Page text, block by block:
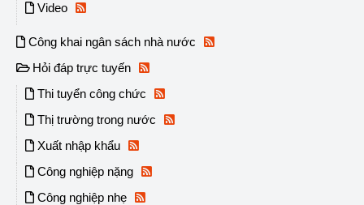
Video
Công khai ngân sách nhà nước
Hỏi đáp trực tuyến
Thi tuyển công chức
Thị trường trong nước
Xuất nhập khẩu
Công nghiệp nặng
Công nghiệp nhẹ